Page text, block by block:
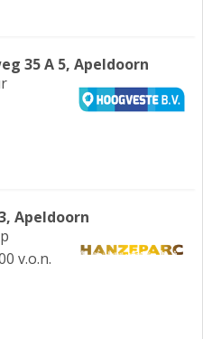
35 A 5, Apeldoorn
Apeldoorn
v.o.n.